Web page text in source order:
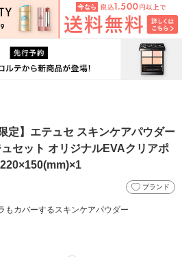
定】エテュセ スキンケアパウダー
セット オリジナルEVAクリアポ
ブランド
もカバーするスキンケアパウダー